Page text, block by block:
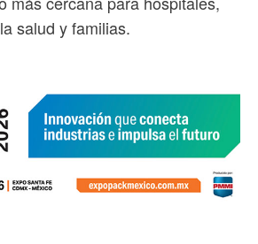
salud y familias.